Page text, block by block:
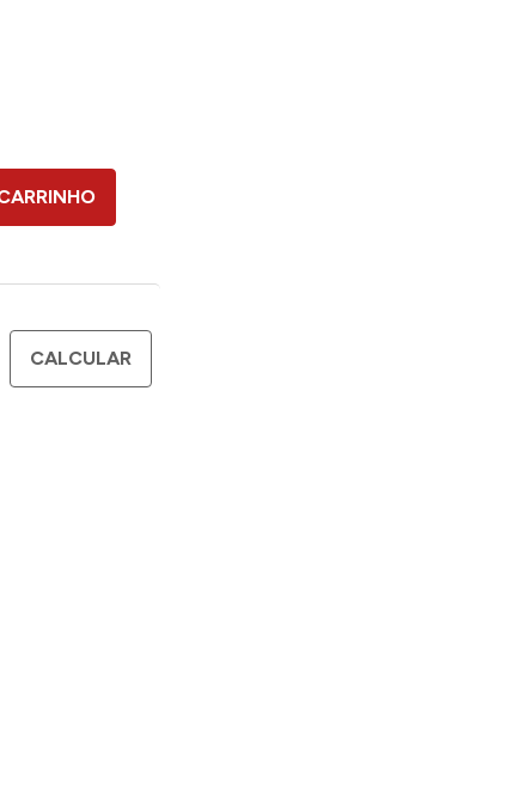
CALCULAR